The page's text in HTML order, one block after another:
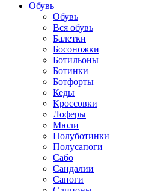
Обувь
Обувь
Вся обувь
Балетки
Босоножки
Ботильоны
Ботинки
Ботфорты
Кеды
Кроссовки
Лоферы
Мюли
Полуботинки
Полусапоги
Сабо
Сандалии
Сапоги